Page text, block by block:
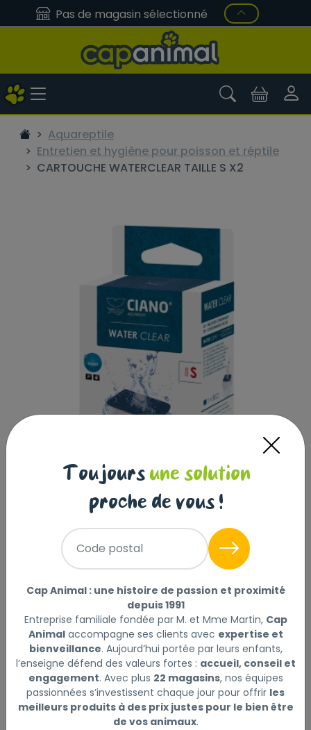
Pas de magasin sélectionné
Aquareptile
Entretien et hygiène pour poisson et réptile
CARTOUCHE WATERCLEAR TAILLE S X2
CARTOUCHE WATERCLEAR TAILLE S X2
CARTOUCHE WATERCLEAR TAILLE S X2Lire la suite
Ce produit n'est plus disponible
Toujours une solution
proche de vous !
Code postal
Cap Animal : une histoire de passion et proximité
depuis 1991
Entreprise familiale fondée par M. et Mme Martin, Cap
Animalaccompagne ses clients avec expertise et
bienveillance. Aujourd’hui portée par leurs enfants,
l’enseigne défend des valeurs fortes : accueil, conseil et
engagement. Avec plus 22 magasins, nos équipes
passionnées s’investissent chaque jour pour offrir les
meilleurs produits à des prix justes pour le bien être
de vos animaux.